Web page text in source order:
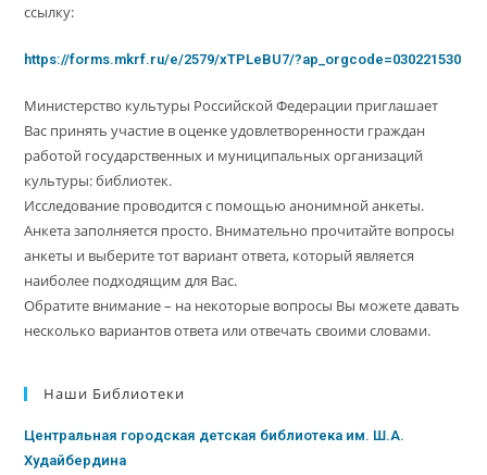
ссылку:
https://forms.mkrf.ru/e/2579/xTPLeBU7/?ap_orgcode=030221530
Министерство культуры Российской Федерации приглашает
Вас принять участие в оценке удовлетворенности граждан
работой государственных и муниципальных организаций
культуры: библиотек.
Исследование проводится с помощью анонимной анкеты.
Анкета заполняется просто. Внимательно прочитайте вопросы
анкеты и выберите тот вариант ответа, который является
наиболее подходящим для Вас.
Обратите внимание – на некоторые вопросы Вы можете давать
несколько вариантов ответа или отвечать своими словами.
Наши Библиотеки
Центральная городская детская библиотека им. Ш.А.
Худайбердина